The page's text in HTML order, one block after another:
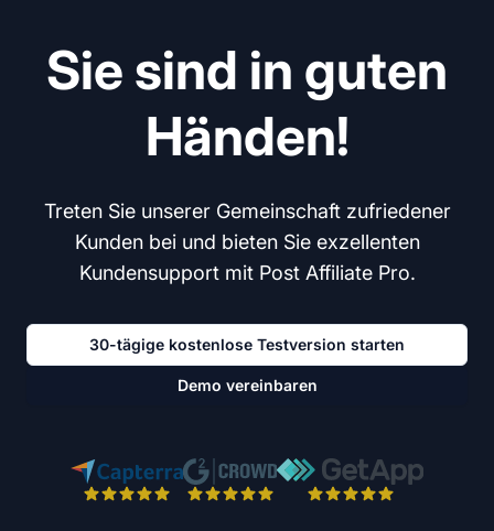
Sie sind in guten
Händen!
Treten Sie unserer Gemeinschaft zufriedener
Kunden bei und bieten Sie exzellenten
Kundensupport mit Post Affiliate Pro.
30-tägige kostenlose Testversion starten
Demo vereinbaren